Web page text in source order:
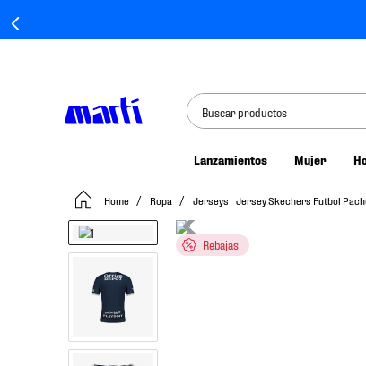
Buscar productos
Lanzamientos Mujer
Ropa Jerseys Jersey Skechers Futbol
Rebajas
tenis mujer
tenis hombre
tenis futbol